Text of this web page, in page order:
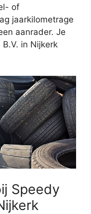
of
jaarkilometrage
aanrader. Je
in Nijkerk
Speedy